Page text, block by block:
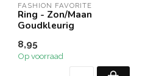
FASHION FAVORITE
Ring - Zon/Maan
Goudkleurig
8,95
Op voorraad